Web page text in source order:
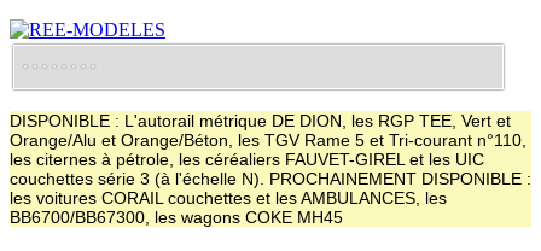
DISPONIBLE : L'autorail métrique DE DION, les RGP TEE, Vert et
Orange/Alu et Orange/Béton, les TGV Rame 5 et Tri-courant n°110,
les citernes à pétrole, les céréaliers FAUVET-GIREL et les UIC
couchettes série 3 (à l'échelle N). PROCHAINEMENT DISPONIBLE :
les voitures CORAIL couchettes et les AMBULANCES, les
BB6700/BB67300, les wagons COKE MH45